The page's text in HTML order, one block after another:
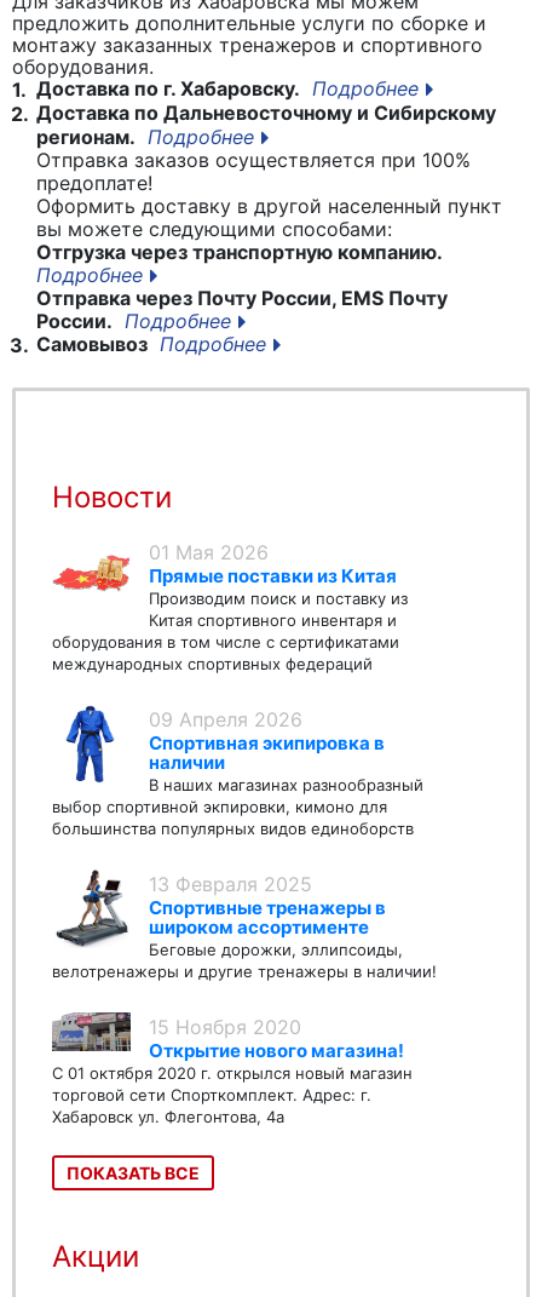
предложить дополнительные услуги по сборке и
монтажу заказанных тренажеров и спортивного
оборудования.
1. Доставка по г. Хабаровску. Подробнее
2. Доставка по Дальневосточному и Сибирскому
регионам. Подробнее
Отправка заказов осуществляется при 100%
предоплате!
Оформить доставку в другой населенный пункт
вы можете следующими способами:
Отгрузка через транспортную компанию.
Подробнее
Отправка через Почту России, EMS Почту
России. Подробнее
3. Самовывоз Подробнее
Новости
01 Мая 2026
Прямые поставки из Китая
Производим поиск и поставку из
Китая спортивного инвентаря и
оборудования в том числе с сертификатами
международных спортивных федераций
09 Апреля 2026
Спортивная экипировка в
наличии
В наших магазинах разнообразный
выбор спортивной экпировки, кимоно для
большинства популярных видов единоборств
13 Февраля 2025
Спортивные тренажеры в
широком ассортименте
Беговые дорожки, эллипсоиды,
велотренажеры и другие тренажеры в наличии!
15 Ноября 2020
Открытие нового магазина!
С 01 октября 2020 г. открылся новый магазин
торговой сети Спорткомплект. Адрес: г.
Хабаровск ул. Флегонтова, 4а
ПОКАЗАТЬ ВСЕ
Акции